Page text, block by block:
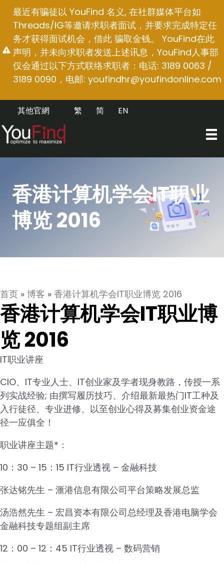
最近有骗徒以 YouFind 名义, 在社群媒体平台如
Threads/IG等邀请求职者面试，并要求完成特定任
务才获得面试机会，借此 骗取金钱。 YouFind在此
声明，并未向求职者发送上述讯息，YouFind人事部
仅会通过以下方式联络求职者：电话: 3189 0063 /
3189 0090，电邮: youfindhr@youfindonline.com
其他官網 EN
简
繁
香港计算机学会IT职业
博览 2016
首页 » 博客 » 香港计算机学会IT职业博览 2016
香港计算机学会IT职业博
览 2016
IT职业讲座
CIO、IT专业人士、IT创业家及学者现身教路，传授一系
列实战经验; 由撰写履历技巧、介绍最新最热门IT工种及
入行徒径、专业进修、以至创业心得及募集创业资金途
径一应俱全！
职业讲座主题*：
10：30 – 15：15 IT行业透视 – 金融科技
张达铭先生 – 滙港信息有限公司平台策略发展总监
汤浩然先生 – 宏昌资本有限公司总经理及香港电脑学会
金融科技专题组副主席
12：00 – 12：45 IT行业透视 – 数码营销